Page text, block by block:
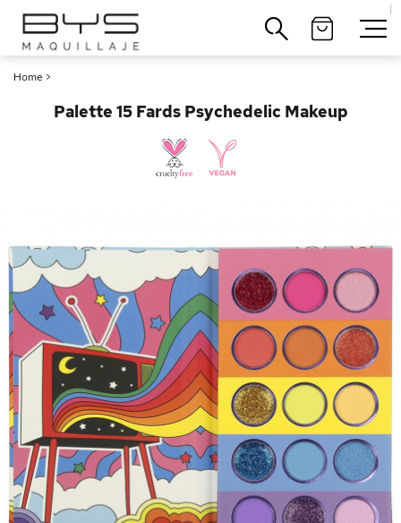
|
Home >
Palette 15 Fards Psychedelic Makeup
Cerrar